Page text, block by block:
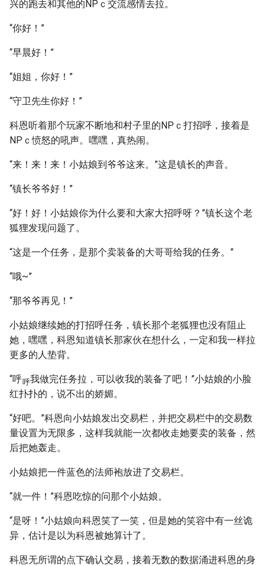
兴的跑去和其他的NPｃ交流感情去拉。
“你好！”
“早晨好！”
“姐姐，你好！”
“守卫先生你好！”
科恩听着那个玩家不断地和村子里的NPｃ打招呼，接着是
NPｃ愤怒的吼声。嘿嘿，真热闹。
“来！来！来！小姑娘到爷爷这来。”这是镇长的声音。
“镇长爷爷好！”
“好！好！小姑娘你为什么要和大家大招呼呀？”镇长这个老
狐狸发现问题了。
“这是一个任务，是那个卖装备的大哥哥给我的任务。”
“哦~”
“那爷爷再见！”
小姑娘继续她的打招呼任务，镇长那个老狐狸也没有阻止
她，嘿嘿，科恩知道镇长那家伙在想什么，一定和我一样拉
更多的人垫背。
“呼呼我做完任务拉，可以收我的装备了吧！”小姑娘的小脸
红扑扑的，说不出的娇媚。
“好吧。”科恩向小姑娘发出交易栏，并把交易栏中的交易数
量设置为无限多，这样我就能一次都收走她要卖的装备，然
后把她轰走。
小姑娘把一件蓝色的法师袍放进了交易栏。
“就一件！”科恩吃惊的问那个小姑娘。
“是呀！”小姑娘向科恩笑了一笑，但是她的笑容中有一丝诡
异，估计是以为科恩被她算计了。
科恩无所谓的点下确认交易，接着无数的数据涌进科恩的身